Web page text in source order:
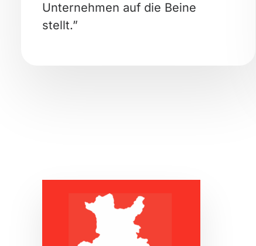
Unternehmen auf die Beine
stellt.”